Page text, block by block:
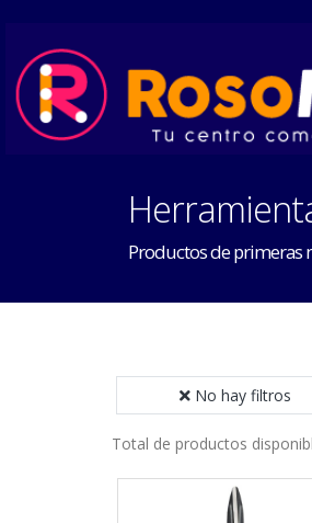
Productos de primeras
No hay filtros
Total de productos